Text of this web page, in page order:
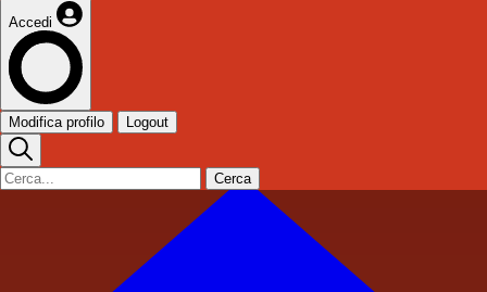
Accedi
Modifica profilo Logout
Cerca